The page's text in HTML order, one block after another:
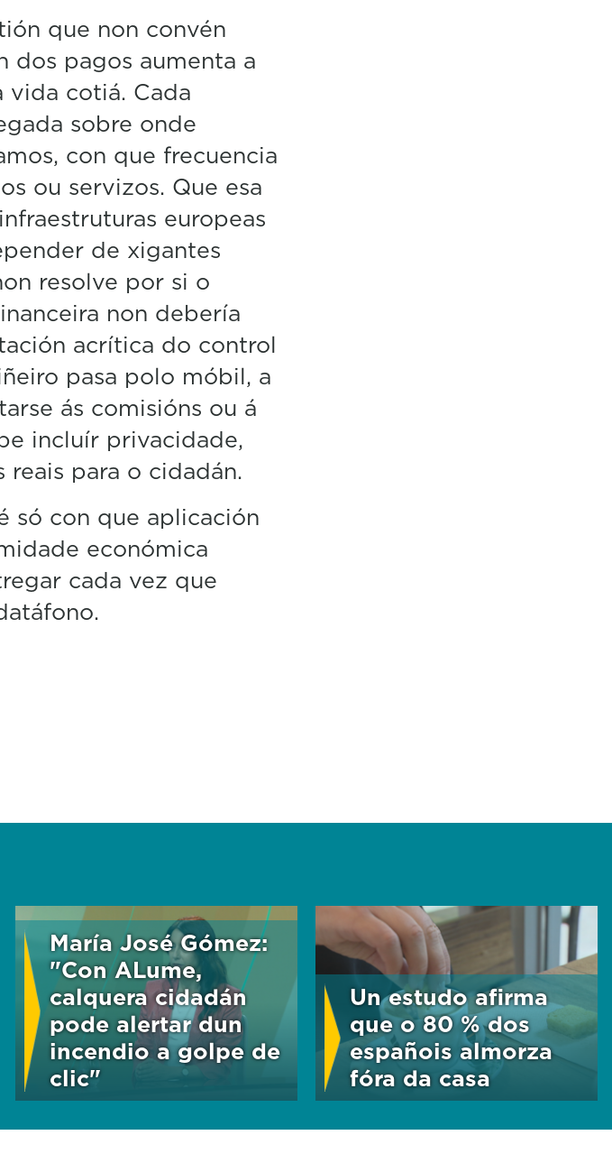
que non convén
dos pagos aumenta a
vida cotiá. Cada
sobre onde
con que frecuencia
ou servizos. Que esa
europeas
de xigantes
resolve por si o
non debería
acrítica do control
pasa polo móbil, a
ás comisións ou á
incluír privacidade,
para o cidadán.
só con que aplicación
económica
cada vez que
María José Gómez:
"Con ALume,
calquera cidadán
pode alertar dun
incendio a golpe de
clic"
Un estudo afirma
que o 80 % dos
españois almorza
fóra da casa